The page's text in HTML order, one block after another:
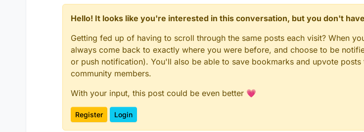
Hello! It looks like you're interested in this conversation, but you don't
Getting fed up of having to scroll through the same posts each visit? When
always come back to exactly where you were before, and choose to be
or push notification). You'll also be able to save bookmarks and upvote
community members.
With your input, this post could be even better 💗
Register Login